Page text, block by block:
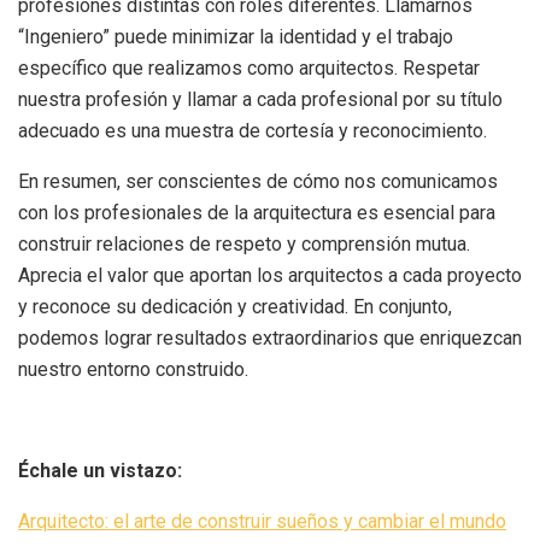
profesiones distintas con roles diferentes. Llamarnos
“Ingeniero” puede minimizar la identidad y el trabajo
específico que realizamos como arquitectos. Respetar
nuestra profesión y llamar a cada profesional por su título
adecuado es una muestra de cortesía y reconocimiento.
En resumen, ser conscientes de cómo nos comunicamos
con los profesionales de la arquitectura es esencial para
construir relaciones de respeto y comprensión mutua.
Aprecia el valor que aportan los arquitectos a cada proyecto
y reconoce su dedicación y creatividad. En conjunto,
podemos lograr resultados extraordinarios que enriquezcan
nuestro entorno construido.
Échale un vistazo:
Arquitecto: el arte de construir sueños y cambiar el mundo